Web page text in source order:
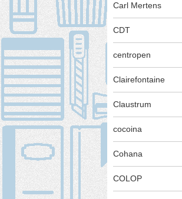
Carl Mertens
CDT
centropen
Clairefontaine
Claustrum
cocoina
Cohana
COLOP